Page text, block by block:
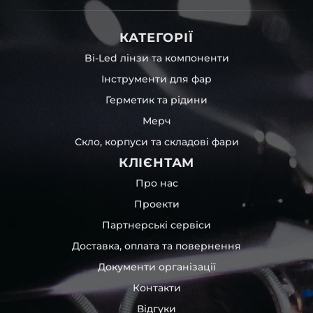
КАТЕГОРІЇ
Bi-Led лінзи та компоненти
Інструменти для фар
Герметик та рідини
Мерч
Скло, корпуси та складові фари
КЛІЄНТАМ
Про нас
Проекти
Партнерські сервіси
Доставка, оплата та повернення
Документи організації
Контакти
Відгуки